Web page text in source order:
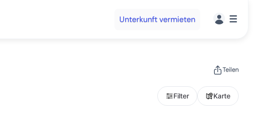
Unterkunft vermieten ☰
Teilen
Filter Karte